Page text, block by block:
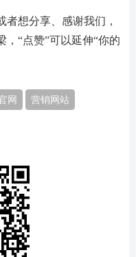
想分享、感谢我们，
“点赞”可以延伸“你的
网 营销网站